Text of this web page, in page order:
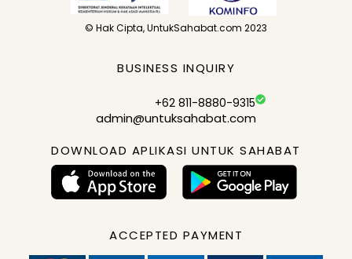
© Hak Cipta, UntukSahabat.com 2023
BUSINESS INQUIRY
+62 811-8880-9315
admin@untuksahabat.com
DOWNLOAD APLIKASI UNTUK SAHABAT
ACCEPTED PAYMENT